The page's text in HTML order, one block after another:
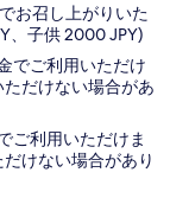
お召し上がりいた
、子供 2000 JPY)
でご利用いただけ
だけない場合があ
ご利用いただけま
けない場合があり